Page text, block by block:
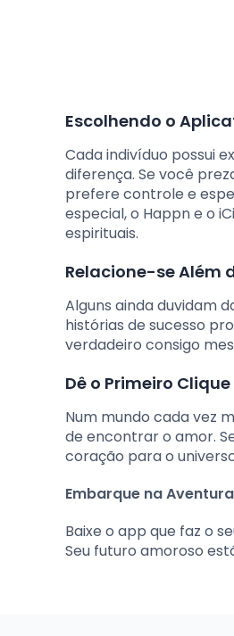
Escolhendo o
Cada indivíduo possui
diferença. Se você
prefere controle e
especial, o Happn e o
espirituais.
Relacione-se Além
Alguns ainda duvidam
histórias de sucesso
verdadeiro consigo
Dê o Primeiro
Num mundo cada vez
de encontrar o amor.
coração para o
Embarque na
Baixe o app que faz o
Seu futuro amoroso